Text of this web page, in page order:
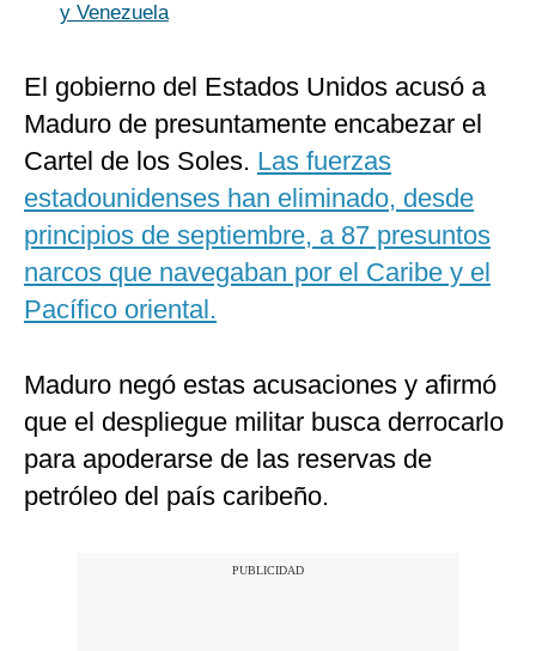
y Venezuela
El gobierno del Estados Unidos acusó a
Maduro de presuntamente encabezar el
Cartel de los Soles. Las fuerzas
estadounidenses han eliminado, desde
principios de septiembre, a 87 presuntos
narcos que navegaban por el Caribe y el
Pacífico oriental.
Maduro negó estas acusaciones y afirmó
que el despliegue militar busca derrocarlo
para apoderarse de las reservas de
petróleo del país caribeño.